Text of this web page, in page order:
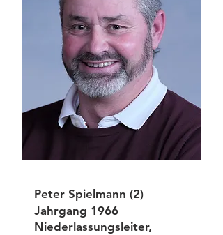
Peter Spielmann (2)
Jahrgang 1966
Niederlassungsleiter,